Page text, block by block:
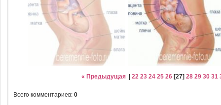
« Предыдущая| 22 23 24 25 26[27] 28 29 30 31
Всего комментариев: 0